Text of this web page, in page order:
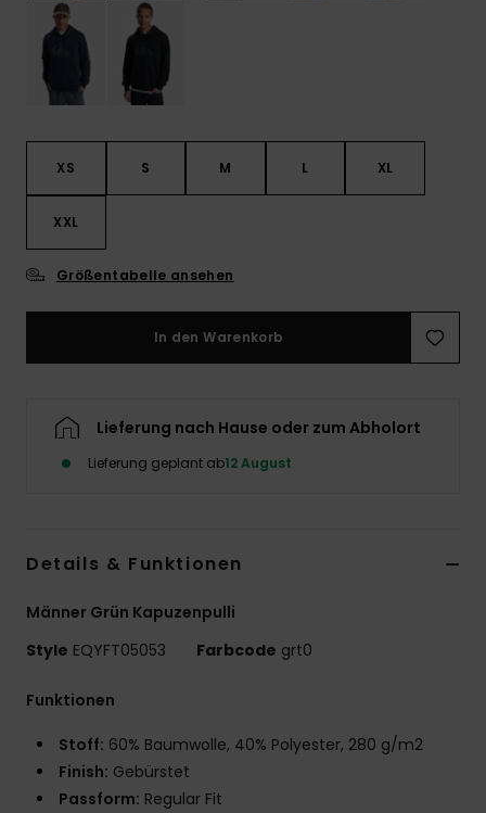
XS S M L XL
XXL
Größentabelle ansehen
In den Warenkorb
Lieferung nach Hause oder zum Abholort
Lieferung geplant ab12 August
Details & Funktionen
Männer Grün Kapuzenpulli
Style EQYFT05053 Farbcode grt0
Funktionen
Stoff: 60% Baumwolle, 40% Polyester, 280 g/m2
Finish: Gebürstet
Passform: Regular Fit